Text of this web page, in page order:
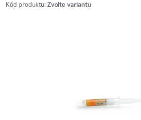
Kód produktu: Zvolte variantu